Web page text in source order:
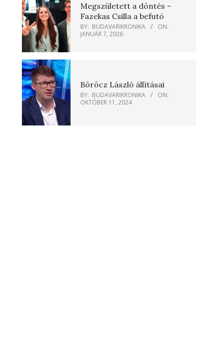
Megszületett a döntés –
Fazekas Csilla a befutó
BY: BUDAVARIKRONIKA
ON:
JANUÁR 7, 2026
Böröcz László állításai
BY: BUDAVARIKRONIKA
ON:
OKTÓBER 11, 2024